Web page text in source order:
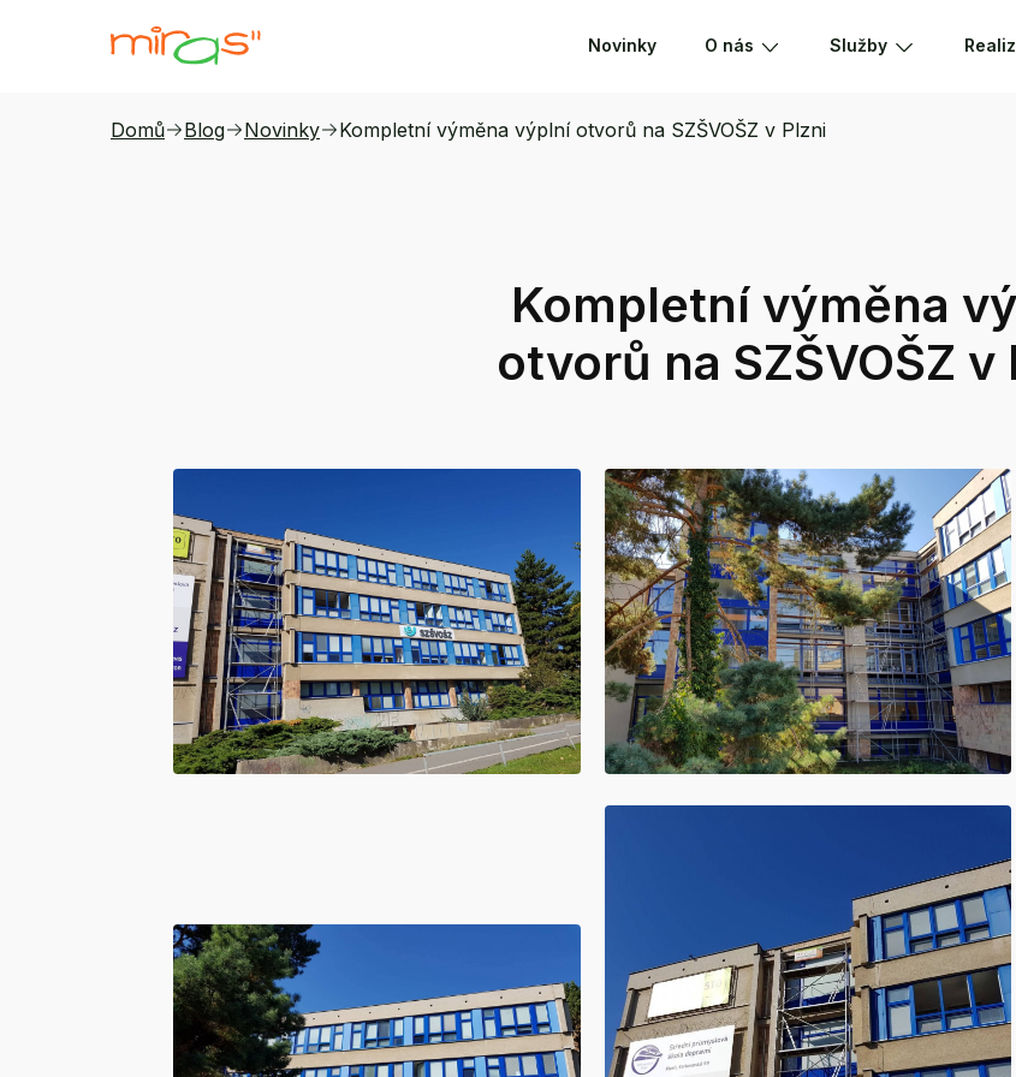
Novinky O nás Služby
Domů Blog Novinky Kompletní výměna výplní otvorů na SZŠVOŠZ v Plzni
Kompletní výměna
otvorů na SZŠVOŠZ v